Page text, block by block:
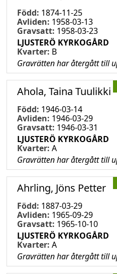
Född: 1874-11-25
Avliden: 1958-03-13
Gravsatt: 1958-03-23
LJUSTERÖ KYRKOGÅRD
Kvarter: B
Gravrätten har återgått till
Ahola, Taina Tuulikki
Född: 1946-03-14
Avliden: 1946-03-29
Gravsatt: 1946-03-31
LJUSTERÖ KYRKOGÅRD
Kvarter: A
Gravrätten har återgått till
Ahrling, Jöns Petter
Född: 1887-03-29
Avliden: 1965-09-29
Gravsatt: 1965-10-10
LJUSTERÖ KYRKOGÅRD
Kvarter: A
Gravrätten har återgått till